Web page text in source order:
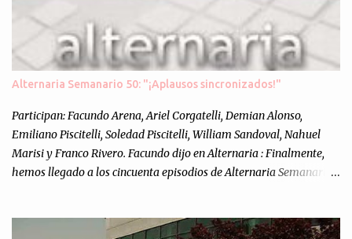
o
s
Alternaria Semanario 50: "¡Aplausos sincronizados!"
Participan: Facundo Arena, Ariel Corgatelli, Demian Alonso,
Emiliano Piscitelli, Soledad Piscitelli, William Sandoval, Nahuel
Marisi y Franco Rivero. Facundo dijo en Alternaria : Finalmente,
hemos llegado a los cincuenta episodios de Alternaria Semanario.
nuestra propia óptica: un punto de vista independiente e